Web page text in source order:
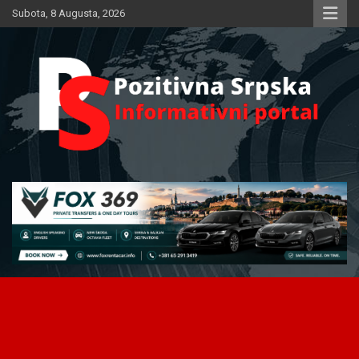
Skip
to
Subota, 8 Augusta, 2026
Pozitivna Srpska